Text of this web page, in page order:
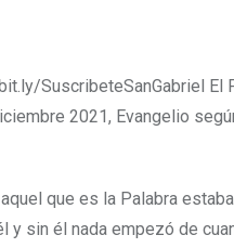
SuscribeteSanGabriel
2021, Evangelio
que es la Palabra
sin él nada empezó de